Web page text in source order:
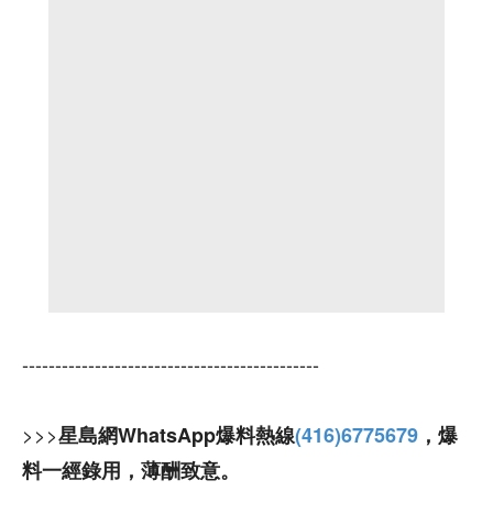
---------------------------------------------
>>>星島網WhatsApp爆料熱線(416)6775679 ，爆
料一經錄用，薄酬致意。